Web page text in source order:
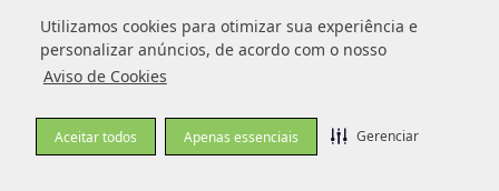
Utilizamos cookies para otimizar sua experiência e
personalizar anúncios, de acordo com o nosso
Aviso de Cookies
Aceitar todos Apenas essenciais Gerenciar
Utilizamos cookies para otimizar sua experiência e
personalizar anúncios, de acordo com o nosso
Aviso de Cookies
Aceitar todos Apenas essenciais Gerenciar
Retornando uma transação
Retornando recebíveis de uma transação
Retornando histórico de uma transação
Retrieving recent requests…
Expiração
Existem duas formas de definir quando um Link